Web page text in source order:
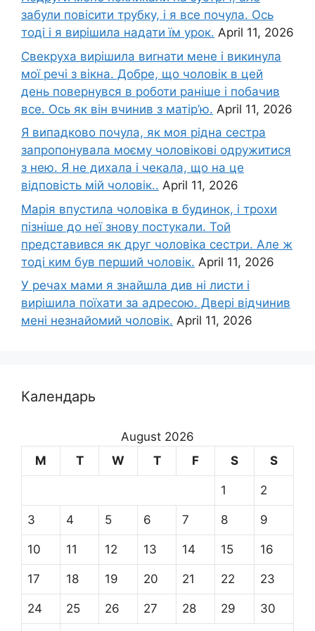
забули повісити трубку, і я все почула. Ось
тоді і я вирішила надати їм урок. April 11, 2026
Свекруха вирішила виrнати мене і викинула
мої речі з вікна. Добре, що чоловік в цей
день повернувся в роботи раніше і побачив
все. Ось як він вчинив з матір’ю. April 11, 2026
Я випадково почула, як моя рідна сестра
запропонувала моєму чоловікові одружитися
з нею. Я не дихала і чекала, що на це
відповість мій чоловік.. April 11, 2026
Марія впустила чоловіка в будинок, і трохи
пізніше до неї знову постукали. Той
представився як друг чоловіка сестри. Але ж
тоді ким був перший чоловік. April 11, 2026
У речах мами я знайшла див ні листи і
вирішила поїхати за адресою. Двері відчинив
мені незнайомий чоловік. April 11, 2026
Календарь
August 2026
M
T W T F S S
1 2
3 4 5 6 7 8 9
10 11 12 13 14 15 16
17 18 19 20 21 22 23
24 25 26 27 28 29 30